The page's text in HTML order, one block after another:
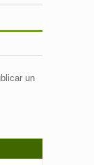
un